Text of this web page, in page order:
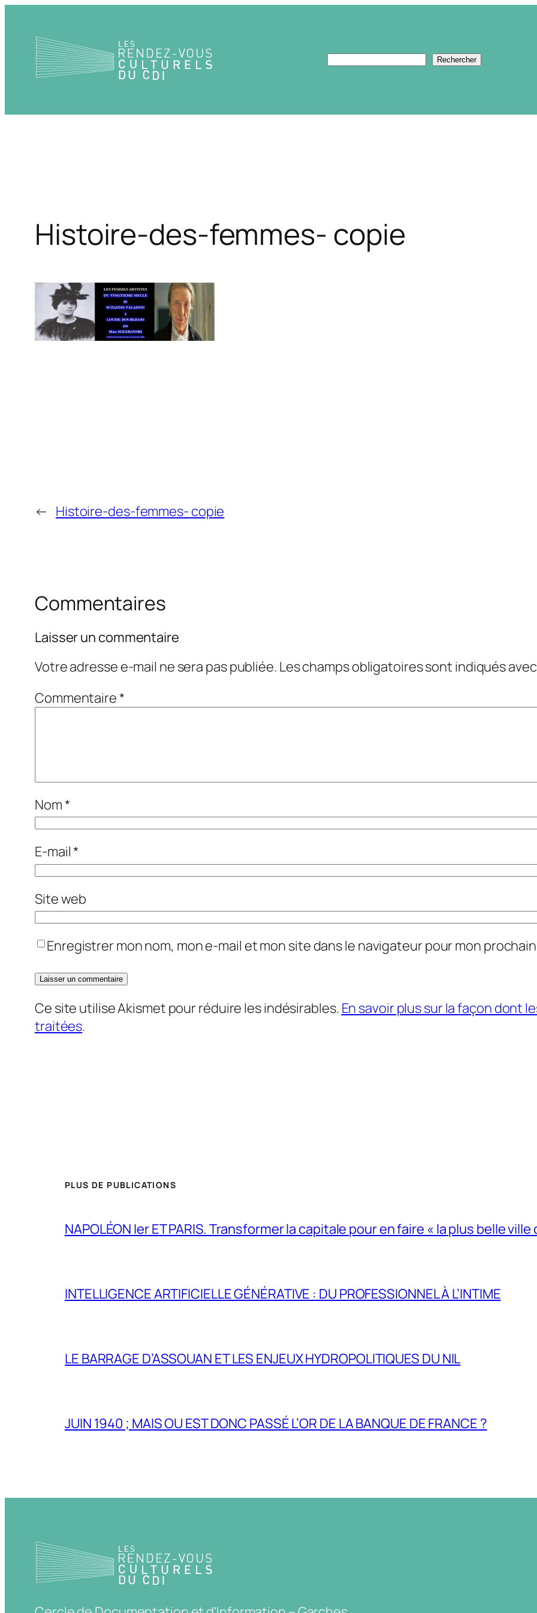
contenu
Rechercher Rechercher
Histoire-des-femmes- copie
← Histoire-des-femmes- copie
Commentaires
Laisser un commentaire
Votre adresse e-mail ne sera pas publiée. Les champs obligatoires sont indiqués
Commentaire*
Nom*
E-mail*
Site web
Enregistrer mon nom, mon e-mail et mon site dans le navigateur pour mon
Ce site utilise Akismet pour réduire les indésirables. En savoir plus sur la façon dont
traitées.
PLUS DE PUBLICATIONS
NAPOLÉON Ier ET PARIS. Transformer la capitale pour en faire « la plus belle
INTELLIGENCE ARTIFICIELLE GÉNÉRATIVE : DU PROFESSIONNEL À L’INTIME
LE BARRAGE D’ASSOUAN ET LES ENJEUX HYDROPOLITIQUES DU NIL
JUIN 1940 ; MAIS OU EST DONC PASSÉ L’OR DE LA BANQUE DE FRANCE ?